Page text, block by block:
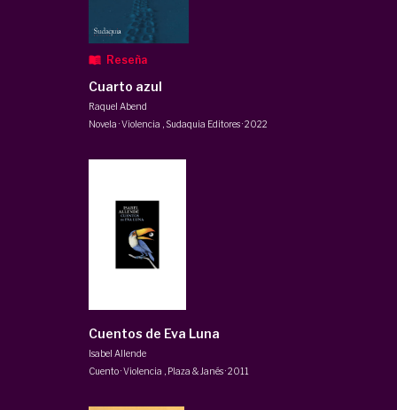
Reseña
Cuarto azul
Raquel Abend
Novela · Violencia Sudaquia Editores·2022
Cuentos de Eva Luna
Isabel Allende
Cuento · Violencia
Plaza & Janés·2011